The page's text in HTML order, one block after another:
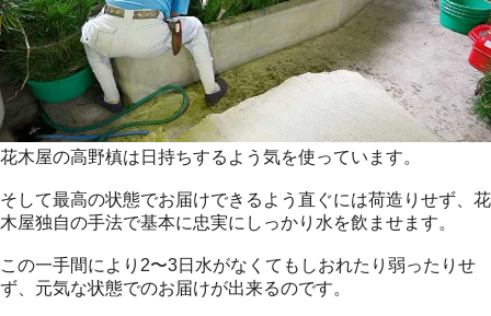
花木屋の高野槙は日持ちするよう気を使っています。
そして最高の状態でお届けできるよう直ぐには荷造りせず、花
木屋独自の手法で基本に忠実にしっかり水を飲ませます。
この一手間により2〜3日水がなくてもしおれたり弱ったりせ
ず、元気な状態でのお届けが出来るのです。